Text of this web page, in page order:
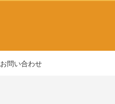
お問い合わせ